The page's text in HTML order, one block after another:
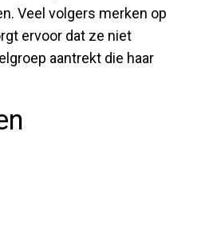
Veel volgers merken op
ervoor dat ze niet
aantrekt die haar